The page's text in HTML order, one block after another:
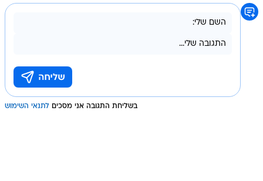
בשליחת התגובה אני מסכים לתנאי השימוש